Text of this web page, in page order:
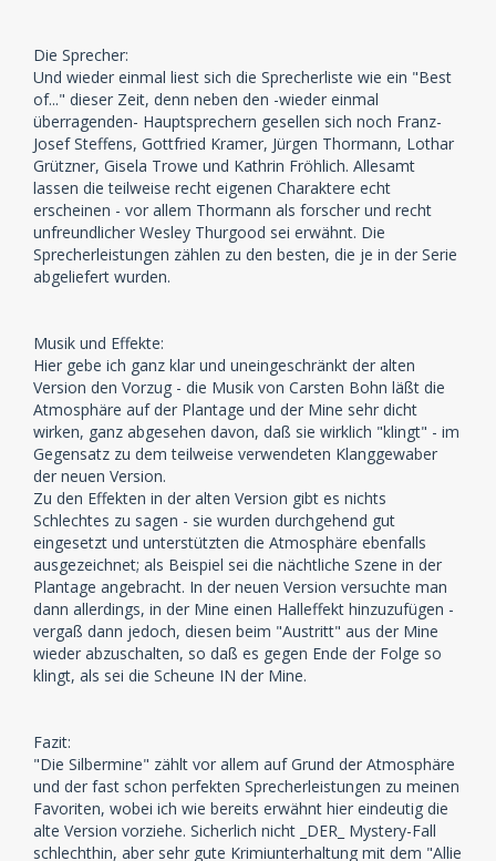
Die Sprecher:
Und wieder einmal liest sich die Sprecherliste wie ein "Best
of..." dieser Zeit, denn neben den -wieder einmal
überragenden- Hauptsprechern gesellen sich noch Franz-
Josef Steffens, Gottfried Kramer, Jürgen Thormann, Lothar
Grützner, Gisela Trowe und Kathrin Fröhlich. Allesamt
lassen die teilweise recht eigenen Charaktere echt
erscheinen - vor allem Thormann als forscher und recht
unfreundlicher Wesley Thurgood sei erwähnt. Die
Sprecherleistungen zählen zu den besten, die je in der Serie
abgeliefert wurden.
Musik und Effekte:
Hier gebe ich ganz klar und uneingeschränkt der alten
Version den Vorzug - die Musik von Carsten Bohn läßt die
Atmosphäre auf der Plantage und der Mine sehr dicht
wirken, ganz abgesehen davon, daß sie wirklich "klingt" - im
Gegensatz zu dem teilweise verwendeten Klanggewaber
der neuen Version.
Zu den Effekten in der alten Version gibt es nichts
Schlechtes zu sagen - sie wurden durchgehend gut
eingesetzt und unterstützten die Atmosphäre ebenfalls
ausgezeichnet; als Beispiel sei die nächtliche Szene in der
Plantage angebracht. In der neuen Version versuchte man
dann allerdings, in der Mine einen Halleffekt hinzuzufügen -
vergaß dann jedoch, diesen beim "Austritt" aus der Mine
wieder abzuschalten, so daß es gegen Ende der Folge so
klingt, als sei die Scheune IN der Mine.
Fazit:
"Die Silbermine" zählt vor allem auf Grund der Atmosphäre
und der fast schon perfekten Sprecherleistungen zu meinen
Favoriten, wobei ich wie bereits erwähnt hier eindeutig die
alte Version vorziehe. Sicherlich nicht _DER_ Mystery-Fall
schlechthin, aber sehr gute Krimiunterhaltung mit dem "Allie